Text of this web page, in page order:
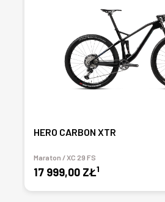
HERO CARBON XTR
Maraton / XC 29 FS
17 999,00 ZŁ1